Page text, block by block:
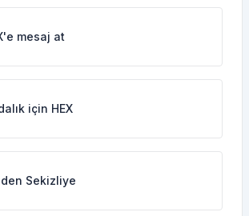
mesaj at
için HEX
Sekizliye